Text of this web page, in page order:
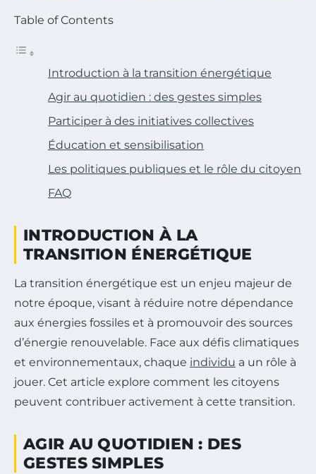
Table of Contents
Introduction à la transition énergétique
Agir au quotidien : des gestes simples
Participer à des initiatives collectives
Éducation et sensibilisation
Les politiques publiques et le rôle du citoyen
FAQ
INTRODUCTION À LA
TRANSITION ÉNERGÉTIQUE
La transition énergétique est un enjeu majeur de
notre époque, visant à réduire notre dépendance
aux énergies fossiles et à promouvoir des sources
d’énergie renouvelable. Face aux défis climatiques
et environnementaux, chaque individu a un rôle à
jouer. Cet article explore comment les citoyens
peuvent contribuer activement à cette transition.
AGIR AU QUOTIDIEN : DES
GESTES SIMPLES